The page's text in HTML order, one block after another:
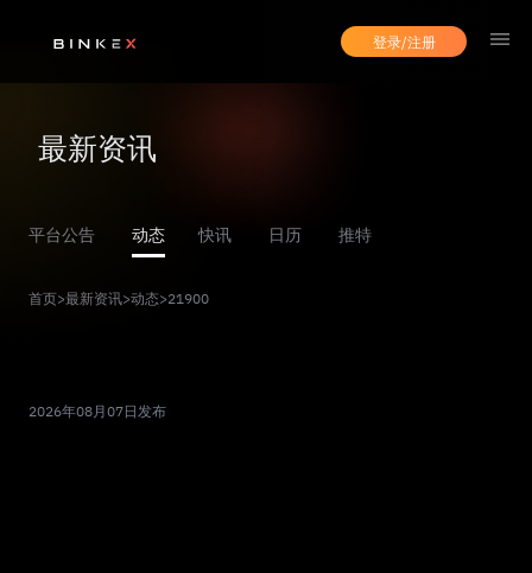
登录/注册
最新资讯
平台公告 动态 快讯 日历 推特
首页>最新资讯>动态>21900
2026年08月07日发布